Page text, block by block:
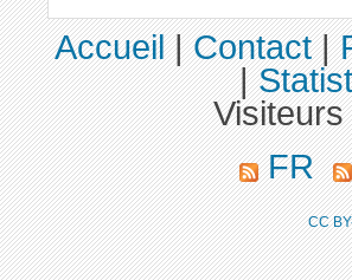
Accueil|Contact|
|
FR
CC